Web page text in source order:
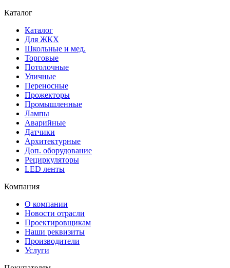
Каталог
Каталог
Для ЖКХ
Школьные и мед.
Торговые
Потолочные
Уличные
Переносные
Прожекторы
Промышленные
Лампы
Аварийные
Датчики
Архитектурные
Доп. оборудование
Рециркуляторы
LED ленты
Компания
О компании
Новости отрасли
Проектировщикам
Наши реквизиты
Производители
Услуги